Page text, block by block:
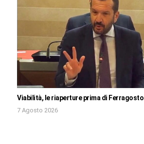
Viabilità, le riaperture prima di Ferragosto
7 Agosto 2026